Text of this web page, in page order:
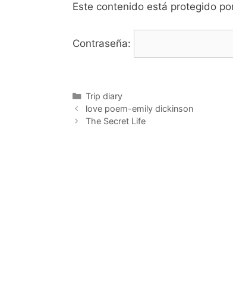
Este contenido está protegido
Contraseña:
Categorías
Trip diary
love poem-emily dickinson
The Secret Life